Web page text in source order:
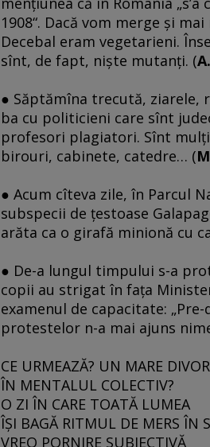
1908“. Dacă vom merge şi
Decebal eram vegetarieni.
sînt, de fapt, nişte mutanţi. (
● Săptămîna trecută,
ba cu politicieni care sînt
profesori plagiatori. Sînt
birouri, cabinete, catedre… (
● Acum cîteva zile, în Parcul
subspecii de ţestoase
arăta ca o girafă minionă cu
● De-a lungul timpului s-a
copii au strigat în faţa
examenul de capacitate:
protestelor n-a mai ajuns
CE URMEAZĂ? UN MARE
ÎN MENTALUL COLECTIV?
O ZI ÎN CARE TOATĂ LUMEA
ÎŞI BAGĂ RITMUL DE MERS ÎN
VREO PORNIRE SUBIECTIVĂ